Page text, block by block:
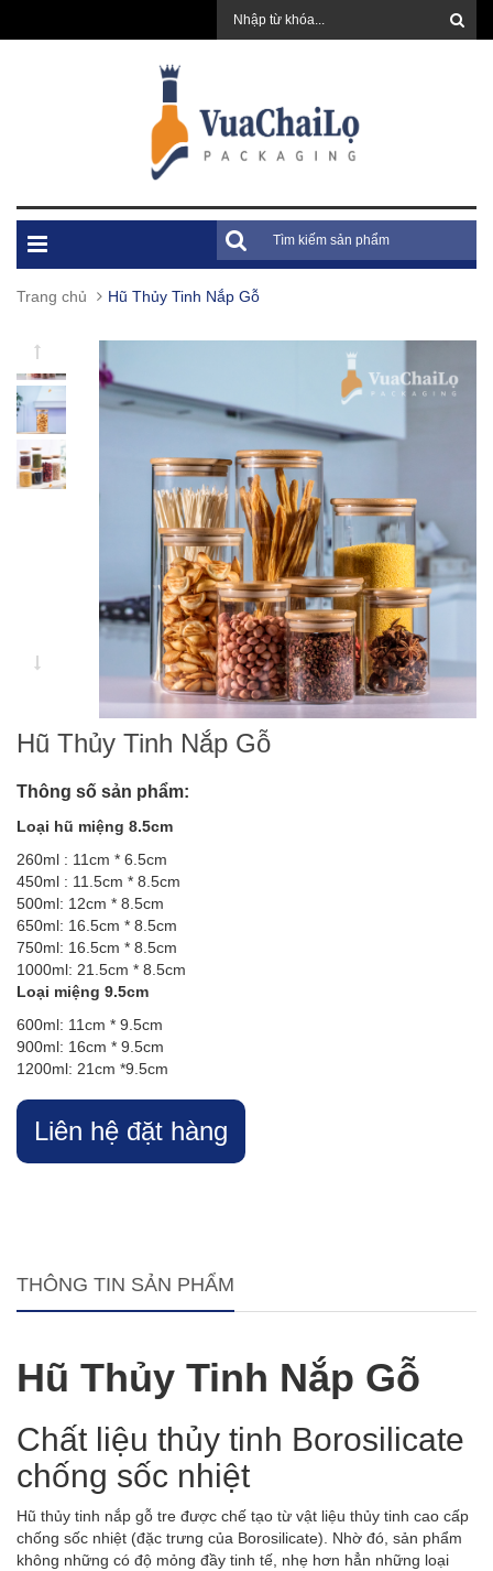
Trang chủ Hũ Thủy Tinh Nắp Gỗ
Hũ Thủy Tinh Nắp Gỗ
Thông số sản phẩm:
Loại hũ miệng 8.5cm
260ml : 11cm * 6.5cm
450ml : 11.5cm * 8.5cm
500ml: 12cm * 8.5cm
650ml: 16.5cm * 8.5cm
750ml: 16.5cm * 8.5cm
1000ml: 21.5cm * 8.5cm
Loại miệng 9.5cm
600ml: 11cm * 9.5cm
900ml: 16cm * 9.5cm
1200ml: 21cm *9.5cm
Liên hệ đặt hàng
THÔNG TIN SẢN PHẨM
Hũ Thủy Tinh Nắp Gỗ
Chất liệu thủy tinh Borosilicate
chống sốc nhiệt
Hũ thủy tinh nắp gỗ tre được chế tạo từ vật liệu thủy tinh cao cấp
chống sốc nhiệt (đặc trưng của Borosilicate). Nhờ đó, sản phẩm
không những có độ mỏng đầy tinh tế, nhẹ hơn hẳn những loại